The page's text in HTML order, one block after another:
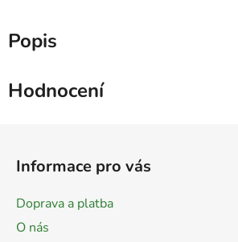
Popis
Hodnocení
Informace pro vás
Doprava a platba
O nás